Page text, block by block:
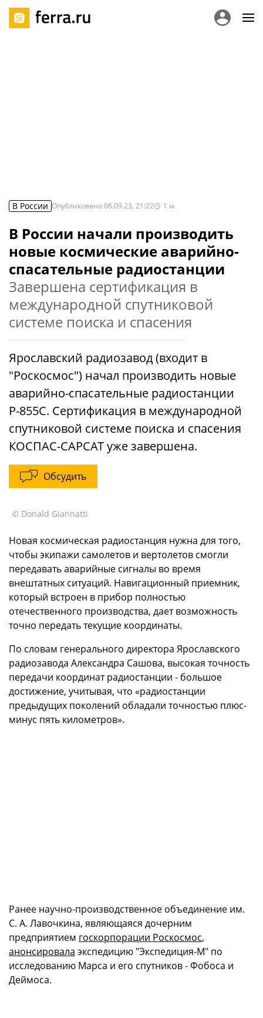
В России Опубликовано06.09.23, 21:22 1 м.
В России начали производить
новые космические аварийно-
спасательные радиостанции
Завершена сертификация в
международной спутниковой
системе поиска и спасения
Ярославский радиозавод (входит в
"Роскосмос") начал производить новые
аварийно-спасательные радиостанции
Р-855С. Сертификация в международной
спутниковой системе поиска и спасения
КОСПАС-САРСАТ уже завершена.
Обсудить
© Donald Giannatti
Новая космическая радиостанция нужна для того,
чтобы экипажи самолетов и вертолетов смогли
передавать аварийные сигналы во время
внештатных ситуаций. Навигационный приемник,
который встроен в прибор полностью
отечественного производства, дает возможность
точно передать текущие координаты.
По словам генерального директора Ярославского
радиозавода Александра Сашова, высокая точность
передачи координат радиостанции - большое
достижение, учитывая, что «радиостанции
предыдущих поколений обладали точностью плюс-
минус пять километров».
Ранее научно-производственное объединение им.
С. А. Лавочкина, являющаяся дочерним
предприятием госкорпорации Роскосмос,
анонсировала экспедицию "Экспедиция-М" по
исследованию Марса и его спутников - Фобоса и
Деймоса.